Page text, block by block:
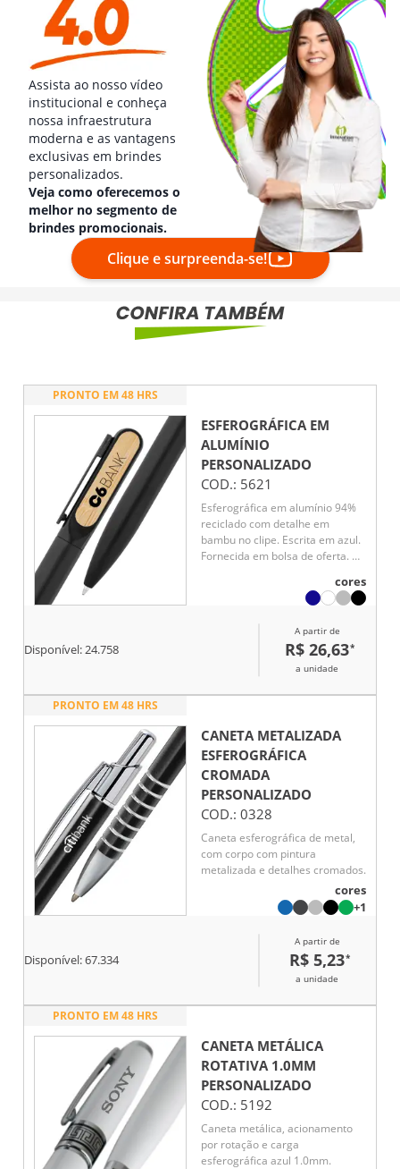
Assista ao nosso vídeo
institucional e conheça
nossa infraestrutura
moderna e as vantagens
exclusivas em brindes
personalizados.
Veja como oferecemos o
melhor no segmento de
brindes promocionais.
Clique e surpreenda-se!
PRONTO EM 48 HRS
ESFEROGRÁFICA EM
ALUMÍNIO
PERSONALIZADO
COD.: 5621
Esferográfica em alumínio 94%
reciclado com detalhe em
bambu no clipe. Escrita em azul.
Fornecida em bolsa de oferta. A
nos materiais naturais pode
variar entre produtos. ø12 x 140
cores
Disponível:24.758
A partir de
R$ 26,63*
a unidade
PRONTO EM 48 HRS
CANETA METALIZADA
ESFEROGRÁFICA
CROMADA
PERSONALIZADO
COD.: 0328
Caneta esferográfica de metal,
com corpo com pintura
metalizada e detalhes cromados.
cores
+1
Disponível:67.334
A partir de
R$ 5,23*
a unidade
PRONTO EM 48 HRS
CANETA METÁLICA
ROTATIVA 1.0MM
PERSONALIZADO
COD.: 5192
Caneta metálica, acionamento
por rotação e carga
esferográfica azul 1.0mm.